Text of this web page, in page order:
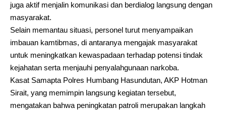
juga aktif menjalin komunikasi dan berdialog langsung dengan
masyarakat.
Selain memantau situasi, personel turut menyampaikan
imbauan kamtibmas, di antaranya mengajak masyarakat
untuk meningkatkan kewaspadaan terhadap potensi tindak
kejahatan serta menjauhi penyalahgunaan narkoba.
Kasat Samapta Polres Humbang Hasundutan, AKP Hotman
Sirait, yang memimpin langsung kegiatan tersebut,
mengatakan bahwa peningkatan patroli merupakan langkah